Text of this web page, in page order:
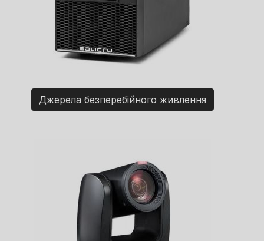
Джерела безперебійного живлення